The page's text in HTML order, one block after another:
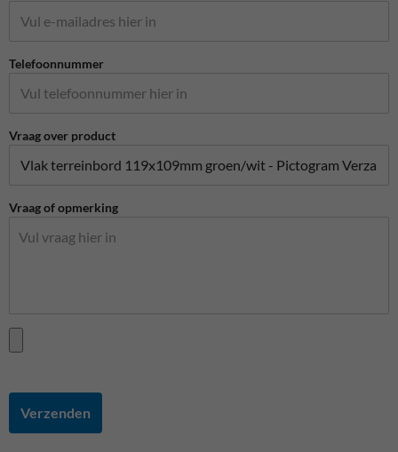
Telefoonnummer
Vraag over product
Vraag of opmerking
Verzenden